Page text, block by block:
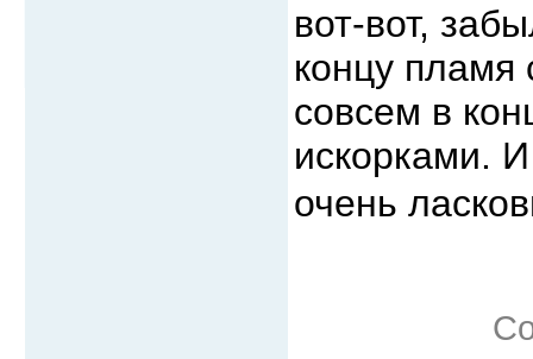
вот-вот,
концу
совсем в
искорками.
очень